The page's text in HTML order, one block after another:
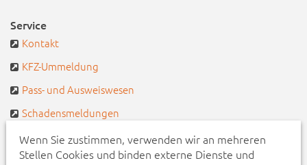
Service
Kontakt
KFZ-Ummeldung
Pass- und Ausweiswesen
Schadensmeldungen
Defekte Straßenbeleuchtung
Pendlerportal & Mitfahrzentrale
Wenn Sie zustimmen, verwenden wir an mehreren
Stellen Cookies und binden externe Dienste und